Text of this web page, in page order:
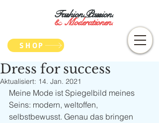
Fashion.Passion.
&Moderationen.
SHOP
Dress for success
Aktualisiert: 14. Jan. 2021
Meine Mode ist Spiegelbild meines
Seins: modern, weltoffen,
selbstbewusst. Genau das bringen